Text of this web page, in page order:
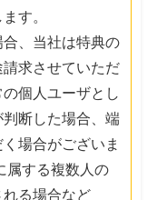
す。
、当社は特典の
求させていただ
個人ユーザとし
断した場合、端
場合がございま
属する複数人の
る場合など